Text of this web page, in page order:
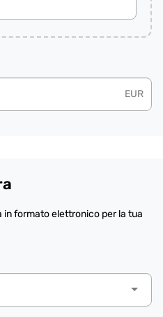
EUR
in formato elettronico per la tua